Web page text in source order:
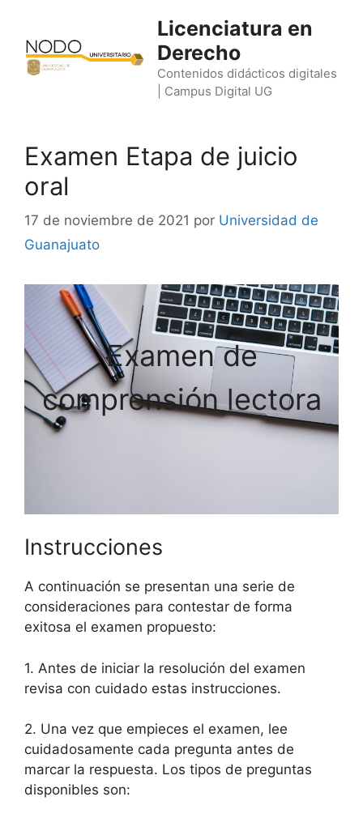
contenido
Licenciatura en
Derecho
Contenidos didácticos digitales
| Campus Digital UG
Examen Etapa de juicio
oral
17 de noviembre de 2021 por Universidad de
Guanajuato
Examen de
comprensión lectora
Instrucciones
A continuación se presentan una serie de
consideraciones para contestar de forma
exitosa el examen propuesto:
1. Antes de iniciar la resolución del examen
revisa con cuidado estas instrucciones.
2. Una vez que empieces el examen, lee
cuidadosamente cada pregunta antes de
marcar la respuesta. Los tipos de preguntas
disponibles son: